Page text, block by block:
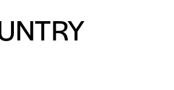
moment, même après avoir reçu